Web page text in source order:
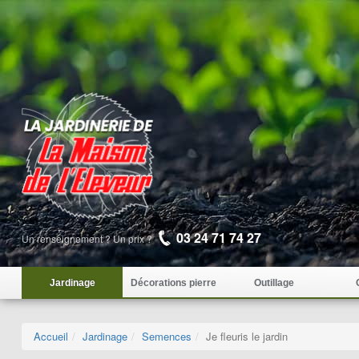
Un renseignement ? Un prix ? 03 24 71 74 27
Jardinage Décorations pierre Outillage
Accueil Jardinage Semences Je fleuris le jardin